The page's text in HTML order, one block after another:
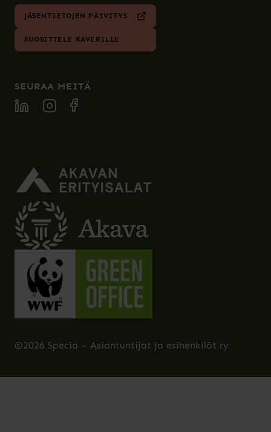
JÄSENTIETOJEN PÄIVITYS
SUOSITTELE KAVERILLE
SEURAA MEITÄ
SPECIA LINKEDIN
SPECIA INSTAGRAM
SPECIA FACEBOOK
©2026 Specia – Asiantuntijat ja esihenkilöt ry